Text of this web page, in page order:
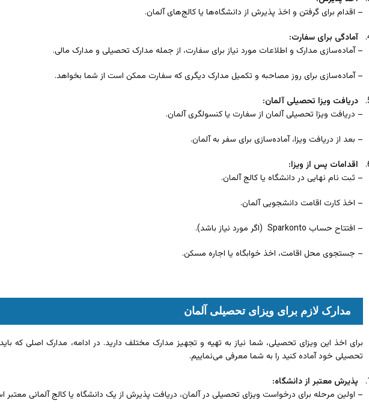
– اقدام برای گرفتن و اخذ پذیرش از دانشگاه‌ها یا کالج‌های آلمان.
آمادگی برای سفارت:
– آماده‌سازی مدارک و اطلاعات مورد نیاز برای سفارت، از جمله مدارک تحصیلی و مدارک مالی.
– آماده‌سازی برای روز مصاحبه و تکمیل مدارک دیگری که سفارت ممکن است از شما بخواهد.
دریافت ویزا تحصیلی آلمان:
– دریافت ویزا تحصیلی آلمان از سفارت یا کنسولگری آلمان.
– بعد از دریافت ویزا، آماده‌سازی برای سفر به آلمان.
اقدامات پس از ویزا:
– ثبت نام نهایی در دانشگاه یا کالج آلمان.
– اخذ کارت اقامت دانشجویی آلمان.
– افتتاح حساب Sparkonto (اگر مورد نیاز باشد).
– جستجوی محل اقامت، اخذ خوابگاه یا اجاره مسکن.
مدارک لازم برای ویزای تحصیلی آلمان
برای اخذ این ویزای تحصیلی، شما نیاز به تهیه و تجهیز مدارک مختلف دارید. در ادامه، مدارک اصلی که
تحصیلی خود آماده کنید را به شما معرفی می‌نماییم.
پذیرش معتبر از دانشگاه:
– اولین مرحله برای درخواست ویزای تحصیلی در آلمان، دریافت پذیرش از یک دانشگاه یا کالج آلمانی معتبر